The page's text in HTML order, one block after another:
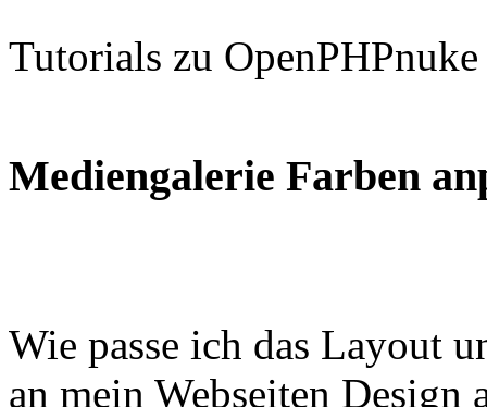
Tutorials zu OpenPHPnuke
Mediengalerie Farben
Wie passe ich das Layout
an mein Webseiten Design